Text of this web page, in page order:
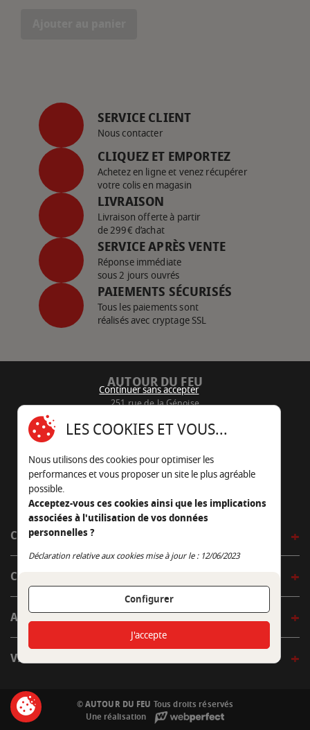
SERVICE CLIENT
Nous contacter
CLIQUEZ ET EMPORTEZ
Achetez en ligne et venez récupérer
votre colis en magasin
LIVRAISON
Livraison offerte à partir
de 299€ d’achat
SERVICE APRÈS VENTE
Réponse immédiate
sous 2 jours ouvrés
PAIEMENTS SÉCURISÉS
Tous les paiements sont
réalisés avec cryptage SSL
AUTOUR DU FEU
251 rue de la Génoise
05 45 22 98 09
Nous envoyer un e-mail
CÔTÉ OUTDOOR
CÔTÉ INDOOR
AUTOUR DE LA TABLE
VENIR EN BOUTIQUE
© AUTOUR DU FEU Tous droits réservés
Une réalisation
Continuer sans accepter
LES COOKIES ET VOUS...
Nous utilisons des cookies pour optimiser les
performances et vous proposer un site le plus agréable
possible.
Acceptez-vous ces cookies ainsi que les implications
associées à l'utilisation de vos données
personnelles ?
Déclaration relative aux cookies mise à jour le : 12/06/2023
Configurer
Continuer sans accepter
J'accepte